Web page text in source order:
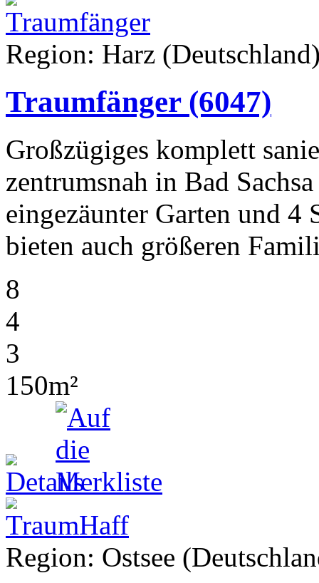
Region: Harz
Traumfänger (6047)
Großzügiges komplett
zentrumsnah in Bad
eingezäunter Garten und 4
bieten auch größeren
8
4
3
150m²
Region: Ostsee